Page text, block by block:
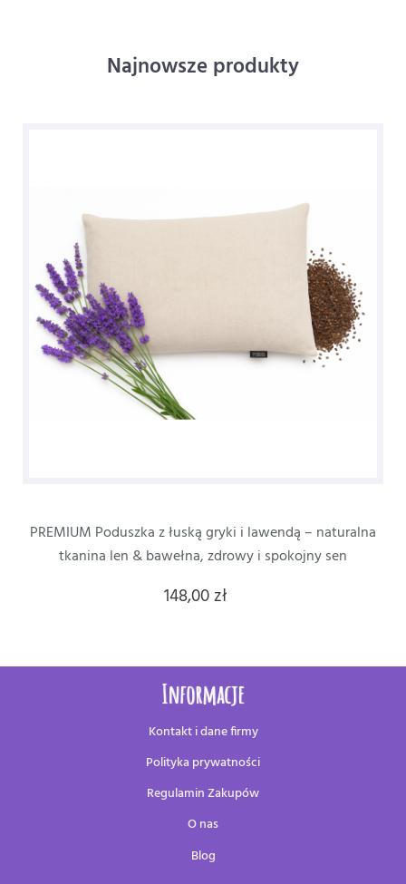
Najnowsze produkty
PREMIUM Poduszka z łuską gryki i lawendą – naturalna
tkanina len & bawełna, zdrowy i spokojny sen
148,00 zł
Informacje
Kontakt i dane firmy
Polityka prywatności
Regulamin Zakupów
O nas
Blog